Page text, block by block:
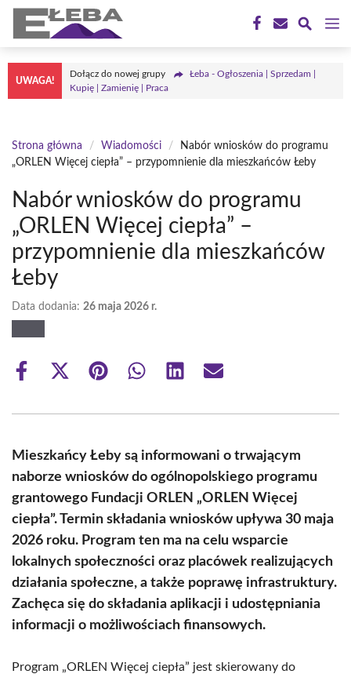
Przejdź
treści
UWAGA!
Dołącz do nowej grupy
Łeba - Ogłoszenia | Sprzedam |
Kupię | Zamienię | Praca
Strona główna / Wiadomości /
Nabór wniosków do programu
„ORLEN Więcej ciepła” – przypomnienie dla mieszkańców Łeby
Nabór wniosków do programu
„ORLEN Więcej ciepła” –
przypomnienie dla mieszkańców
Łeby
Data dodania: 26 maja 2026 r.
Share
Share
(Twitter)
Share Share Share Share
Mieszkańcy Łeby są informowani o trwającym
naborze wniosków do ogólnopolskiego programu
grantowego Fundacji ORLEN „ORLEN Więcej
ciepła”. Termin składania wniosków upływa 30 maja
2026 roku. Program ten ma na celu wsparcie
lokalnych społeczności oraz placówek realizujących
działania społeczne, a także poprawę infrastruktury.
Zachęca się do składania aplikacji i udostępniania
informacji o możliwościach finansowych.
Program „ORLEN Więcej ciepła” jest skierowany do